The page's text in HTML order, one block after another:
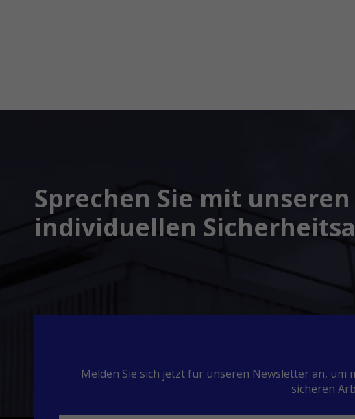
Sprechen Sie mit
individuellen
Melden Sie sich jetzt für unseren Newsletter an,
sicheren